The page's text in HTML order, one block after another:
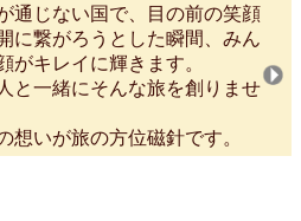
通じない国で、目の前の笑顔
に繋がろうとした瞬間、みん
がキレイに輝きます。
と一緒にそんな旅を創りませ
想いが旅の方位磁針です。